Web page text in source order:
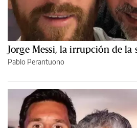
Jorge Messi, la irrupción de la
Pablo Perantuono